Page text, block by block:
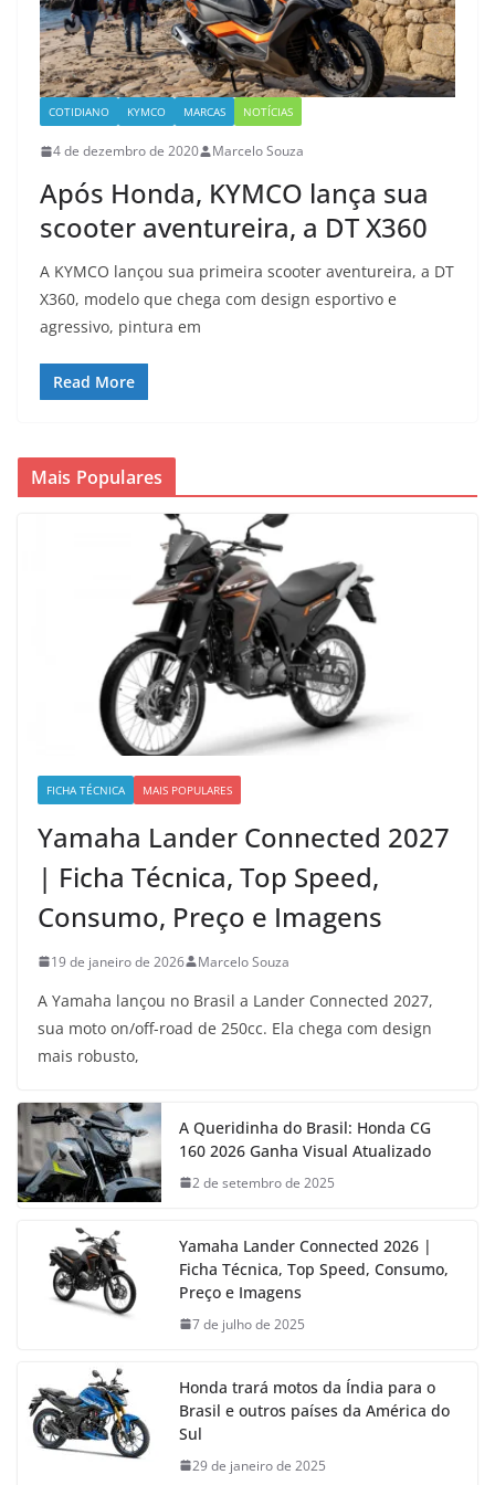
COTIDIANO KYMCO MARCAS NOTÍCIAS
4 de dezembro de 2020 Marcelo Souza
Após Honda, KYMCO lança sua
scooter aventureira, a DT X360
A KYMCO lançou sua primeira scooter aventureira, a DT
X360, modelo que chega com design esportivo e
agressivo, pintura em
Read More
Mais Populares
FICHA TÉCNICA MAIS POPULARES
Yamaha Lander Connected 2027
| Ficha Técnica, Top Speed,
Consumo, Preço e Imagens
19 de janeiro de 2026 Marcelo Souza
A Yamaha lançou no Brasil a Lander Connected 2027,
sua moto on/off-road de 250cc. Ela chega com design
mais robusto,
A Queridinha do Brasil: Honda CG
160 2026 Ganha Visual Atualizado
2 de setembro de 2025
Yamaha Lander Connected 2026 |
Ficha Técnica, Top Speed, Consumo,
Preço e Imagens
7 de julho de 2025
Honda trará motos da Índia para o
Brasil e outros países da América do
Sul
29 de janeiro de 2025